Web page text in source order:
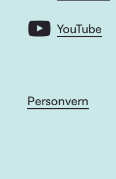
YouTube
Personvern